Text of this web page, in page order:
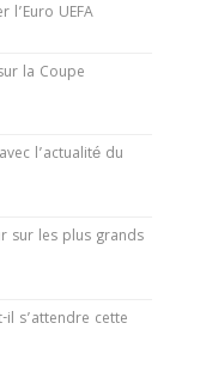
UEFA
la Coupe
l’actualité du
sur les plus grands
s’attendre cette